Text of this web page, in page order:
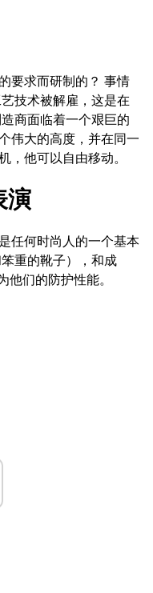
要求而研制的？ 事情
技术被解雇，这是在
商面临着一个艰巨的
伟大的高度，并在同一
，他可以自由移动。
演
任何时尚人的一个基本
重的靴子），和成
们的防护性能。